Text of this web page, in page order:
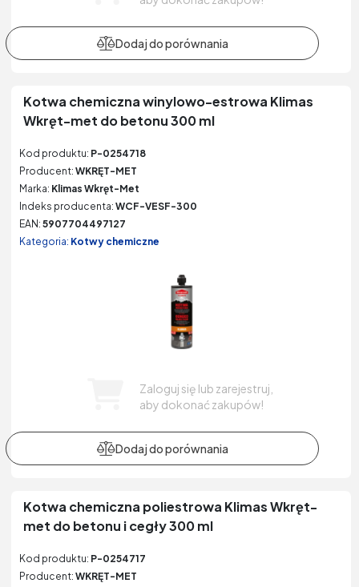
Kotwa chemiczna winylowo-estrowa Klimas
Wkręt-met do betonu 300 ml
Kod produktu: P-0254718
Producent: WKRĘT-MET
Marka: Klimas Wkręt-Met
Indeks producenta: WCF-VESF-300
EAN: 5907704497127
Kategoria: Kotwy chemiczne
Zaloguj się lub zarejestruj,
aby dokonać zakupów!
Kotwa chemiczna poliestrowa Klimas Wkręt-
met do betonu i cegły 300 ml
Kod produktu: P-0254717
Producent: WKRĘT-MET